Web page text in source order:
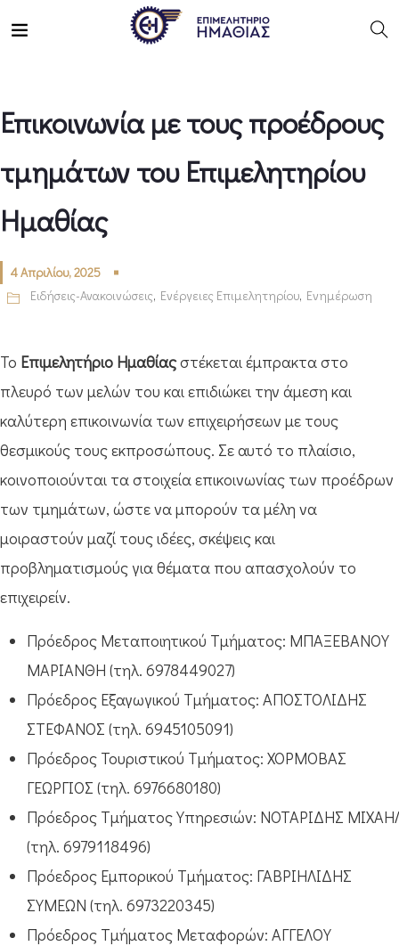
Επικοινωνία με τους προέδρους
τμημάτων του Επιμελητηρίου
Ημαθίας
4 Απριλίου, 2025
Ειδήσεις-Ανακοινώσεις, Ενέργειες Επιμελητηρίου, Ενημέρωση
Το Επιμελητήριο Ημαθίαςστέκεται έμπρακτα στο
πλευρό των μελών του και επιδιώκει την άμεση και
καλύτερη επικοινωνία των επιχειρήσεων με τους
θεσμικούς τους εκπροσώπους. Σε αυτό το πλαίσιο,
κοινοποιούνται τα στοιχεία επικοινωνίας των προέδρων
των τμημάτων, ώστε να μπορούν τα μέλη να
μοιραστούν μαζί τους ιδέες, σκέψεις και
προβληματισμούς για θέματα που απασχολούν το
επιχειρείν.
Πρόεδρος Μεταποιητικού Τμήματος: ΜΠΑΞΕΒΑΝΟΥ
ΜΑΡΙΑΝΘΗ (τηλ. 6978449027)
Πρόεδρος Εξαγωγικού Τμήματος: ΑΠΟΣΤΟΛΙΔΗΣ
ΣΤΕΦΑΝΟΣ (τηλ. 6945105091)
Πρόεδρος Τουριστικού Τμήματος: ΧΟΡΜΟΒΑΣ
ΓΕΩΡΓΙΟΣ (τηλ. 6976680180)
Πρόεδρος Τμήματος Υπηρεσιών: ΝΟΤΑΡΙΔΗΣ
(τηλ. 6979118496)
Πρόεδρος Εμπορικού Τμήματος: ΓΑΒΡΙΗΛΙΔΗΣ
ΣΥΜΕΩΝ (τηλ. 6973220345)
Πρόεδρος Τμήματος Μεταφορών: ΑΓΓΕΛΟΥ